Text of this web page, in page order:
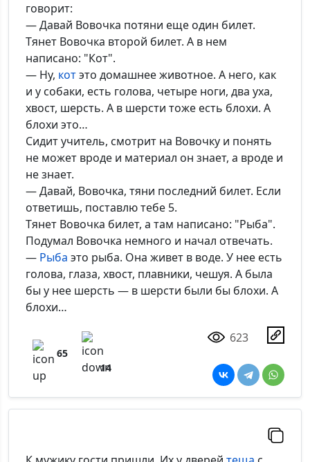
говорит:
— Давай Вовочка потяни еще один билет.
Тянет Вовочка второй билет. А в нем
написано: "Кот".
— Ну, котэто домашнее животное. А него, как
и у собаки, есть голова, четыре ноги, два уха,
хвост, шерсть. А в шерсти тоже есть блохи. А
блохи это…
Сидит учитель, смотрит на Вовочку и понять
не может вроде и материал он знает, а вроде и
не знает.
— Давай, Вовочка, тяни последний билет. Если
ответишь, поставлю тебе 5.
Тянет Вовочка билет, а там написано: "Рыба".
Подумал Вовочка немного и начал отвечать.
— Рыба это рыба. Она живет в воде. У нее есть
голова, глаза, хвост, плавники, чешуя. А была
бы у нее шерсть — в шерсти были бы блохи. А
блохи…
65
14
623